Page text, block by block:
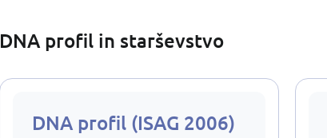
DNA profil in starševstvo
DNA profil (ISAG 2006)